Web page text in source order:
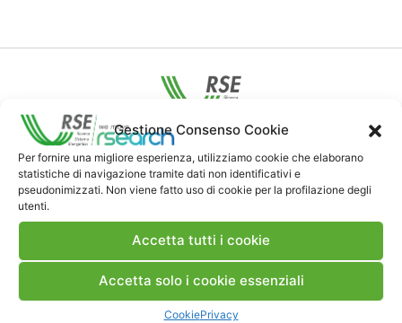
Gestione Consenso Cookie
Per fornire una migliore esperienza, utilizziamo cookie che elaborano
statistiche di navigazione tramite dati non identificativi e
pseudonimizzati. Non viene fatto uso di cookie per la profilazione degli
utenti.
Accetta tutti i cookie
Accetta solo i cookie essenziali
CookiePrivacy
Note Legali
Dove siamo
Bandi di gara e contratti